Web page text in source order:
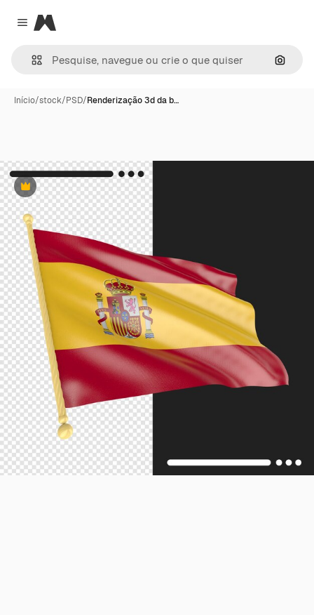
Close menu
Magnific
Início/stock/PSD/Renderização 3d da b…
Premium